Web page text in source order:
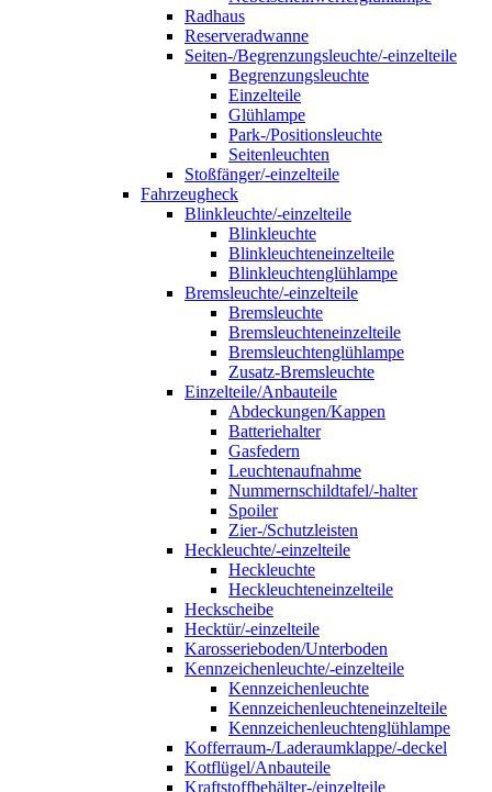
Radhaus
Reserveradwanne
Seiten-/Begrenzungsleuchte/-einzelteile
Begrenzungsleuchte
Einzelteile
Glühlampe
Park-/Positionsleuchte
Seitenleuchten
Stoßfänger/-einzelteile
Fahrzeugheck
Blinkleuchte/-einzelteile
Blinkleuchte
Blinkleuchteneinzelteile
Blinkleuchtenglühlampe
Bremsleuchte/-einzelteile
Bremsleuchte
Bremsleuchteneinzelteile
Bremsleuchtenglühlampe
Zusatz-Bremsleuchte
Einzelteile/Anbauteile
Abdeckungen/Kappen
Batteriehalter
Gasfedern
Leuchtenaufnahme
Nummernschildtafel/-halter
Spoiler
Zier-/Schutzleisten
Heckleuchte/-einzelteile
Heckleuchte
Heckleuchteneinzelteile
Heckscheibe
Hecktür/-einzelteile
Karosserieboden/Unterboden
Kennzeichenleuchte/-einzelteile
Kennzeichenleuchte
Kennzeichenleuchteneinzelteile
Kennzeichenleuchtenglühlampe
Kofferraum-/Laderaumklappe/-deckel
Kotflügel/Anbauteile
Kraftstoffbehälter-/einzelteile